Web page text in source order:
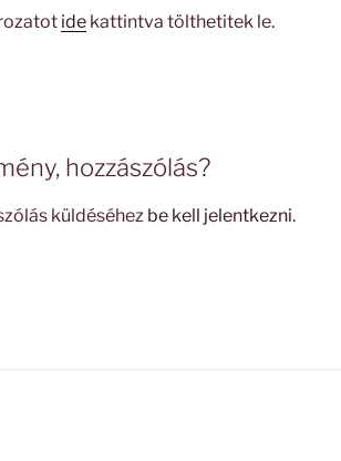
idekattintva tölthetitek le.
hozzászólás?
küldéséhez be kell jelentkezni.